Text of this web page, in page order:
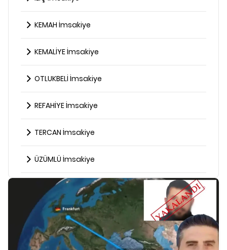
KEMAH İmsakiye
KEMALİYE İmsakiye
OTLUKBELİ İmsakiye
REFAHİYE İmsakiye
TERCAN İmsakiye
ÜZÜMLÜ İmsakiye